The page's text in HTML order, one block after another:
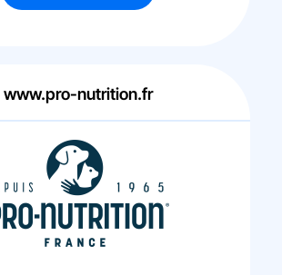
www.pro-nutrition.fr